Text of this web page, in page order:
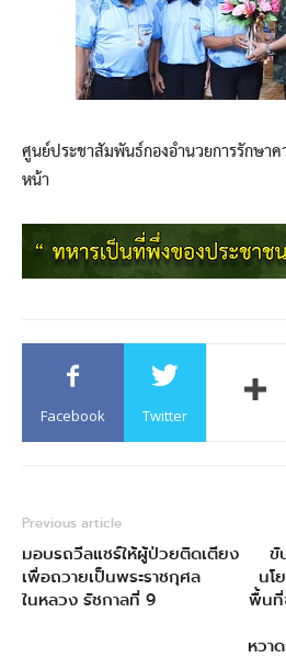
ศูนย์ประชาสัมพันธ์กองอำนวยการรักษา
หน้า
Facebook Twitter
Previous article
มอบรถวีลแชร์ให้ผู้ป่วยติดเตียง
เพื่อถวายเป็นพระราชกุศล
ในหลวง รัชกาลที่ 9
ขั
นโ
พื้นที่
หวา